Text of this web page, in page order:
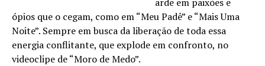
ópios que o cegam, como em “Meu Padê” e “Mais Uma
Noite”. Sempre em busca da liberação de toda essa
energia conflitante, que explode em confronto, no
videoclipe de “Moro de Medo”.